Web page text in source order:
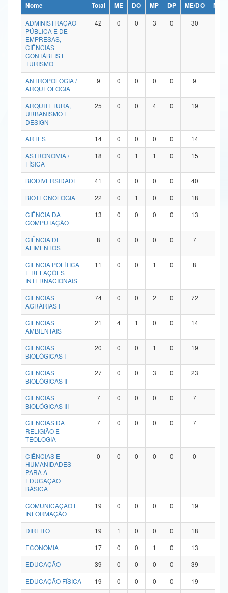
Ministério da Ciência, Tecnologia, Inovações e Comunicações
Ministério do Meio Ambiente
Ministério do Turismo
Ministério do Desenvolvimento Regional
Controladoria-Geral da União
Ministério da Mulher, da Família e dos Direitos Humanos
Secretaria de Governo
Advocacia-Geral da União
Banco Central do Brasil
Nome Total ME DO MP DP ME/DO
MP/
ADMINISTRAÇÃO
PÚBLICA E DE
EMPRESAS,
CIÊNCIAS
CONTÁBEIS E
TURISMO
42 0 0 3 0 30
ANTROPOLOGIA /
ARQUEOLOGIA
9 0 0 0 0 9
ARQUITETURA,
URBANISMO E
DESIGN
25 0 0 4 0 19
ARTES 14 0 0 0 0 14
ASTRONOMIA /
FÍSICA
18 0 1 1 0 15
BIODIVERSIDADE 41 0 0 0 0 40
BIOTECNOLOGIA
22 0 1 0 0 18
CIÊNCIA DA
COMPUTAÇÃO
13 0 0 0 0 13
CIÊNCIA DE
ALIMENTOS
8 0 0 0 0 7
CIÊNCIA POLÍTICA
E RELAÇÕES
INTERNACIONAIS
11 0 0 1 0 8
CIÊNCIAS
AGRÁRIAS I
74 0 0 2 0 72
CIÊNCIAS
AMBIENTAIS
21 4 1 0 0 14
CIÊNCIAS
BIOLÓGICAS I
20 0 0 1 0 19
CIÊNCIAS
BIOLÓGICAS II
27 0 0 3 0 23
CIÊNCIAS
BIOLÓGICAS III
7 0 0 0 0 7
CIÊNCIAS DA
RELIGIÃO E
TEOLOGIA
7 0 0 0 0 7
CIÊNCIAS E
HUMANIDADES
PARA A
EDUCAÇÃO
BÁSICA
0 0 0 0 0 0
COMUNICAÇÃO E
INFORMAÇÃO
19 0 0 0 0 19
DIREITO 19 1 0 0 0 18
ECONOMIA
17 0 0 1 0 13
EDUCAÇÃO
39 0 0 0 0 39
EDUCAÇÃO FÍSICA
19 0 0 0 0 19